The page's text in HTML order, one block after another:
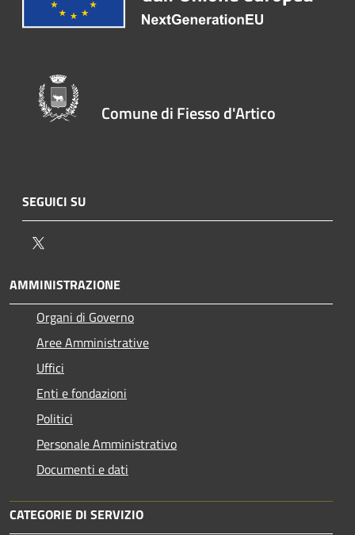
Comune di Fiesso d'Artico
SEGUICI SU
AMMINISTRAZIONE
Organi di Governo
Aree Amministrative
Uffici
Enti e fondazioni
Politici
Personale Amministrativo
Documenti e dati
CATEGORIE DI SERVIZIO